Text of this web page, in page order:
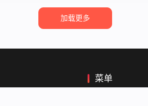
加载更多
菜单